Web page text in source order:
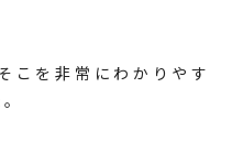
こを非常にわかりやす